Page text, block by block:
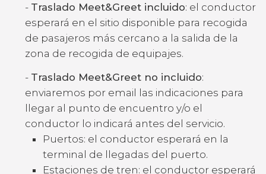
- Traslado Meet&Greet incluido: el conductor
esperará en el sitio disponible para recogida
de pasajeros más cercano a la salida de la
zona de recogida de equipajes.
- Traslado Meet&Greet no incluido:
enviaremos por email las indicaciones para
llegar al punto de encuentro y/o el
conductor lo indicará antes del servicio.
Puertos: el conductor esperará en la
terminal de llegadas del puerto.
Estaciones de tren: el conductor esperará